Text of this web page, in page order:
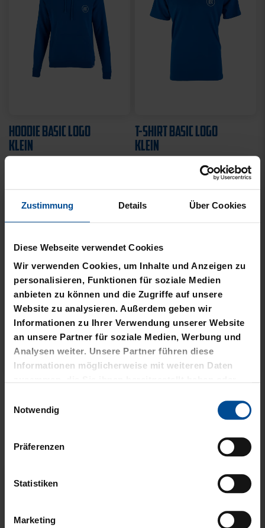
Zustimmung Details Über Cookies
Diese Webseite verwendet Cookies
Wir verwenden Cookies, um Inhalte und Anzeigen zu
personalisieren, Funktionen für soziale Medien
anbieten zu können und die Zugriffe auf unsere
Website zu analysieren. Außerdem geben wir
Informationen zu Ihrer Verwendung unserer Website
an unsere Partner für soziale Medien, Werbung und
Analysen weiter. Unsere Partner führen diese
Informationen möglicherweise mit weiteren Daten
gesammelt haben.
Notwendig
Präferenzen
Statistiken
Marketing
HOODIE BASIC LOGO
KLEIN
T-SHIRT BASIC LOGO
KLEIN
Neu
BACKPACK PRO2
SCHWARZ
Neu